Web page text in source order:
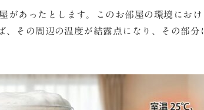
あったとします。このお部屋の環境にお
その周辺の温度が結露点になり、その部分